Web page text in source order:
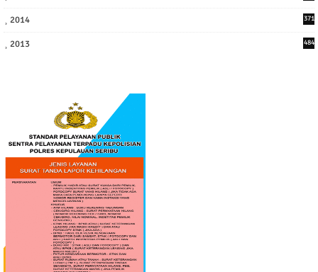
2014 371
2013 484